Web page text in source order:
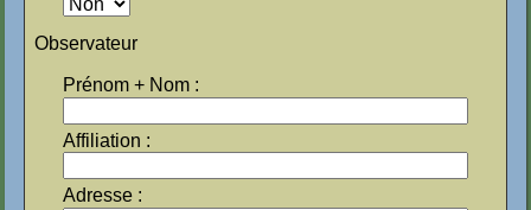
Observateur
Prénom + Nom :
Affiliation :
Adresse :